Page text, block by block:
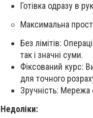
Готівка одразу в
Максимальна
Без лімітів:
так і значні суми.
Фіксований курс:
для точного
Зручність: Мережа
Недоліки: